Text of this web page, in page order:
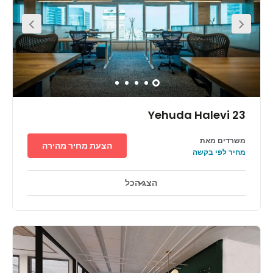
bus stops being only a short walk away from the office
such as the Hekhal HaSport/Yig'al Allon bus stop where
you can get on several bus lines.
Yehuda Halevi 23
מעון יום לילדים
walking distance. There are a huge number of
restaurants, cafes and bars – giving you endless options
for your lunch break. You can enjoy several bars with your
colleagues or clients after work. There is lots of culture to
soak in including museums, art galleries and historical
משרדים מאת
מחיר לפי בקשה
הצעת מחיר מהירה
הצג הכל